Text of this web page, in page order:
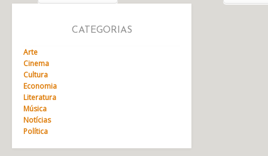
CATEGORIAS
Arte
Cinema
Cultura
Economia
Literatura
Música
Notícias
Política